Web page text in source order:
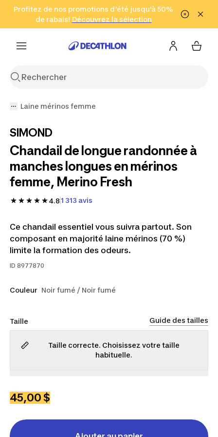
Aller à la recherche Aller au contenu Aller au pied de
Profitez de nos promotions d'été jusqu'à 50%
de rabais! Découvrez la sélection
Cliquez ici
en seulement 2 h!
(Zones sélectionnées)
Laine mérinos femme
SIMOND
Chandail de longue randonnée à
manches longues en mérinos
femme, Merino Fresh
4.81 313 avis
Ce chandail essentiel vous suivra partout. Son
composant en majorité laine mérinos (70 %)
limite la formation des odeurs.
ID 8977870
Couleur Noir fumé / Noir fumé
Taille Guide des tailles
Taille correcte. Choisissez votre taille
habituelle.
45,00 $